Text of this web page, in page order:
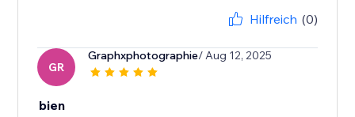
Hilfreich (0)
GR
Graphxphotographie/ Aug 12, 2025
bien